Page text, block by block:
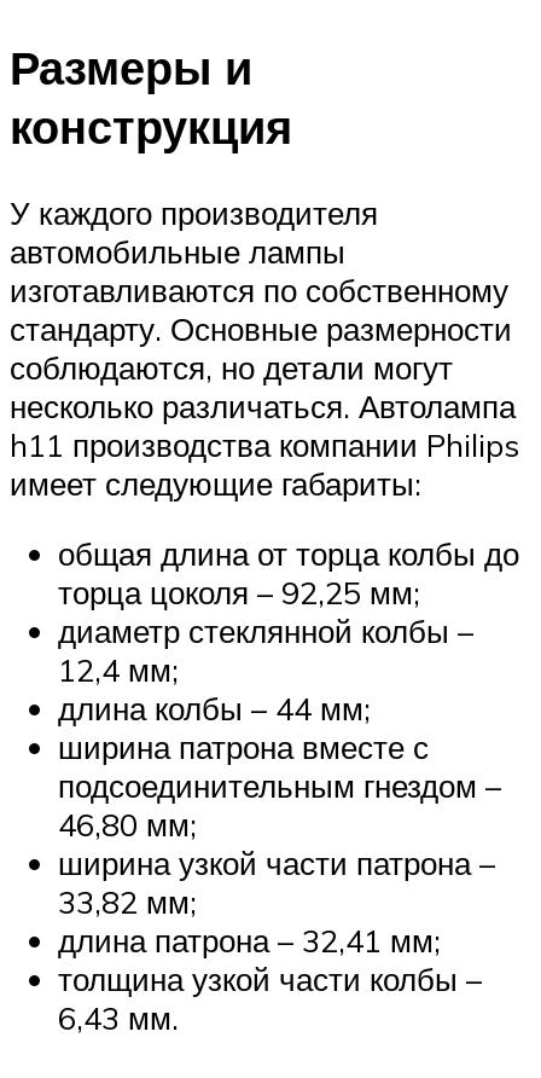
Размеры и
конструкция
У каждого производителя
автомобильные лампы
изготавливаются по собственному
стандарту. Основные размерности
соблюдаются, но детали могут
несколько различаться. Автолампа
h11 производства компании Philips
имеет следующие габариты:
общая длина от торца колбы до
торца цоколя – 92,25 мм;
диаметр стеклянной колбы –
12,4 мм;
длина колбы – 44 мм;
ширина патрона вместе с
подсоединительным гнездом –
46,80 мм;
ширина узкой части патрона –
33,82 мм;
длина патрона – 32,41 мм;
толщина узкой части колбы –
6,43 мм.